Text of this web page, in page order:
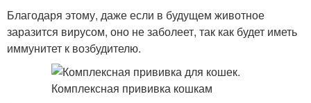
Благодаря этому, даже если в будущем животное
заразится вирусом, оно не заболеет, так как будет иметь
иммунитет к возбудителю.